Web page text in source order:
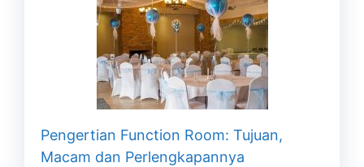
Pengertian Function Room: Tujuan,
Macam dan Perlengkapannya